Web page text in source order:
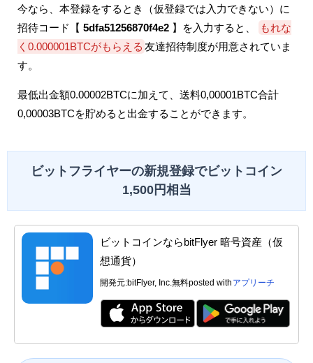
今なら、本登録をするとき（仮登録では入力できない）に
招待コード【 5dfa51256870f4e2 】を入力すると、
もれな
く0.000001BTCがもらえる 友達招待制度が用意されていま
す。
最低出金額0.00002BTCに加えて、送料0,00001BTC合計
0,00003BTCを貯めると出金することができます。
ビットフライヤーの新規登録でビットコイン
1,500円相当
ビットコインならbitFlyer 暗号資産（仮
想通貨）
開発元:bitFlyer, Inc.無料posted with アプリーチ